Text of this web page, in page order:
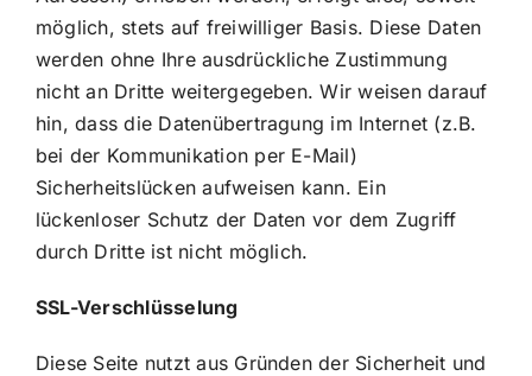
möglich, stets auf freiwilliger Basis. Diese Daten
werden ohne Ihre ausdrückliche Zustimmung
nicht an Dritte weitergegeben. Wir weisen darauf
hin, dass die Datenübertragung im Internet (z.B.
bei der Kommunikation per E-Mail)
Sicherheitslücken aufweisen kann. Ein
lückenloser Schutz der Daten vor dem Zugriff
durch Dritte ist nicht möglich.
SSL-Verschlüsselung
Diese Seite nutzt aus Gründen der Sicherheit und